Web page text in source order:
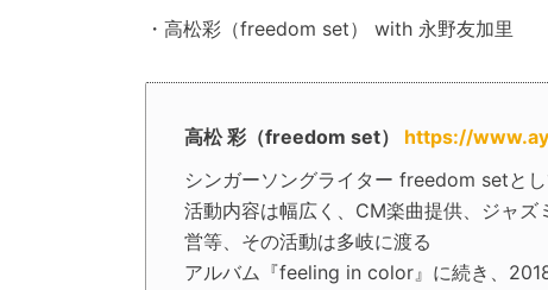
・高松彩（freedom set） with 永野友加里
高松 彩（freedom set） https://
シンガーソングライター freedom setとし
活動内容は幅広く、CM楽曲提供、ジャ
営等、その活動は多岐に渡る
アルバム『feeling in color』に続き、